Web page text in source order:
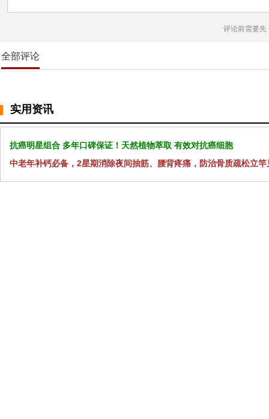
评论前需要先
全部评论
实用资讯
抗癌明星组合 多年口碑保证！天然植物萃取 有效对抗癌细胞
中老年补钙必备，2星期消除夜间抽筋、腰背疼痛，防治骨质疏松立竿